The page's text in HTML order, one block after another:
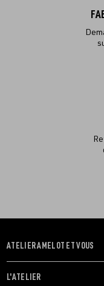
OUVRIR
LE
MENU
ATELIER AMELOT ET VOUS
OUVRIR
L'ATELIER